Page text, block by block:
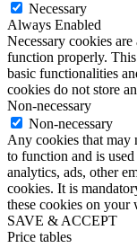
Necessary
Always Enabled
Necessary cookies
function properly.
basic functionalities
cookies do not store
Non-necessary
Non-necessary
Any cookies that may
to function and is
analytics, ads, other
cookies. It is
these cookies on your
SAVE & ACCEPT
Price tables